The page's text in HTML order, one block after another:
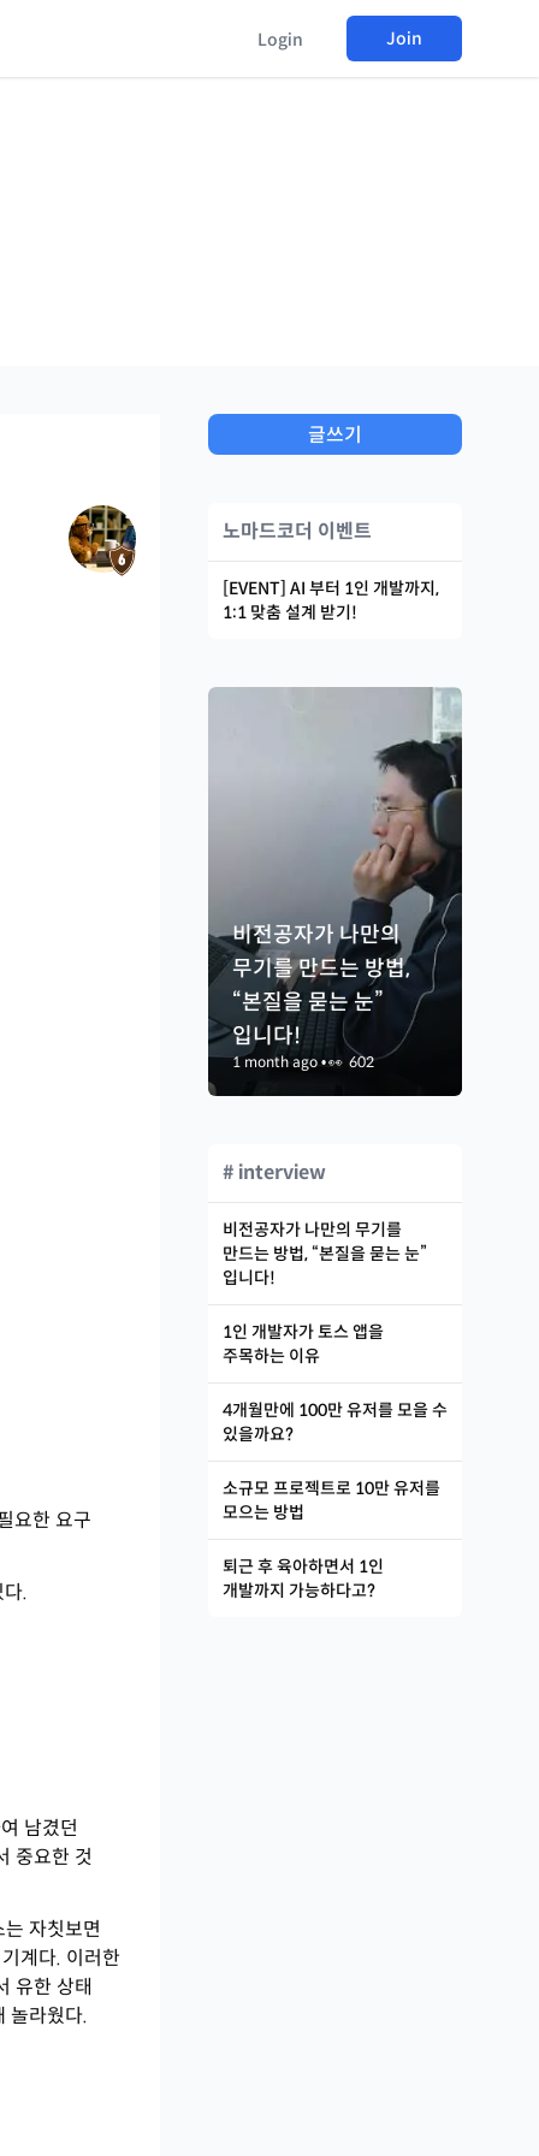
Login Join
요한 요구
.
남겼던
중요한 것
자칫보면
계다. 이러한
유한 상태
놀라웠다.
글쓰기
노마드코더 이벤트
[EVENT] AI 부터 1인 개발까지,
1:1 맞춤 설계 받기!
비전공자가 나만의
무기를 만드는 방법,
“본질을 묻는 눈”
입니다!
1 month ago•👀 602
# interview
비전공자가 나만의 무기를
만드는 방법, “본질을 묻는 눈”
입니다!
1인 개발자가 토스 앱을
주목하는 이유
4개월만에 100만 유저를 모을 수
있을까요?
소규모 프로젝트로 10만 유저를
모으는 방법
퇴근 후 육아하면서 1인
개발까지 가능하다고?